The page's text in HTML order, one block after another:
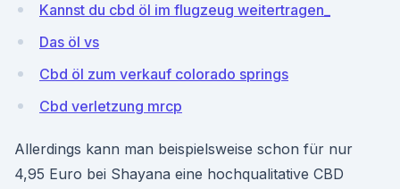
Kannst du cbd öl im flugzeug weitertragen_
Das öl vs
Cbd öl zum verkauf colorado springs
Cbd verletzung mrcp
Allerdings kann man beispielsweise schon für nur
4,95 Euro bei Shayana eine hochqualitative CBD